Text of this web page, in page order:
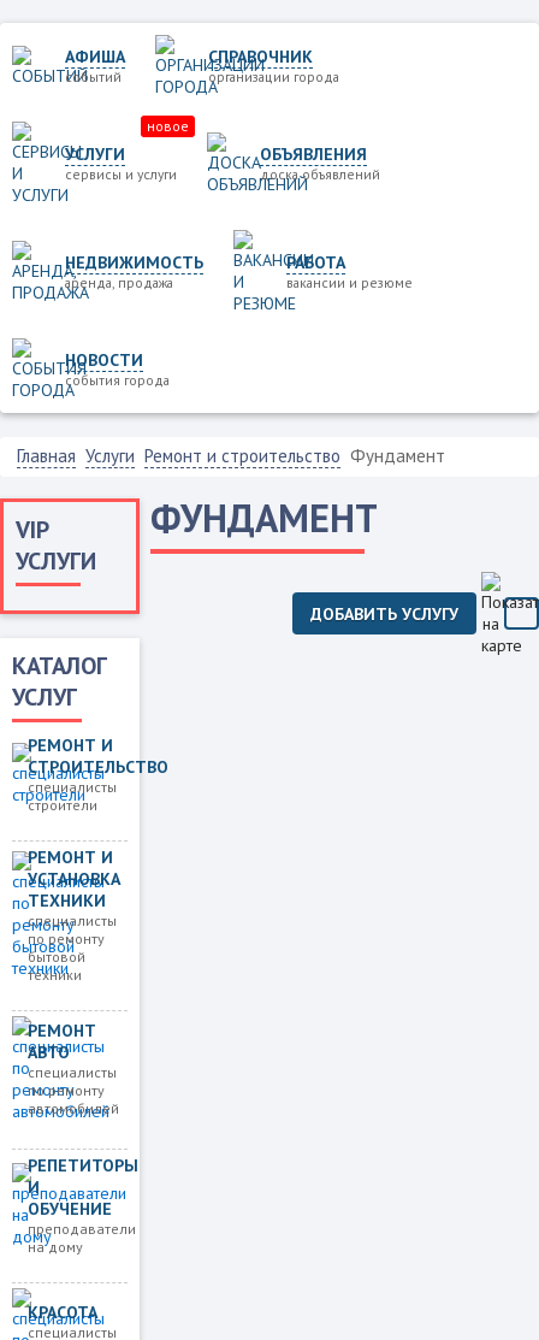
АФИША
событий
СПРАВОЧНИК
организации города
УСЛУГИ
сервисы и услуги
новое
ОБЪЯВЛЕНИЯ
доска объявлений
НЕДВИЖИМОСТЬ
аренда, продажа
РАБОТА
вакансии и резюме
НОВОСТИ
события города
Главная Услуги Ремонт и строительство Фундамент
VIP
УСЛУГИ
КАТАЛОГ
УСЛУГ
РЕМОНТ И
СТРОИТЕЛЬСТВО
специалисты
строители
РЕМОНТ И
УСТАНОВКА
ТЕХНИКИ
специалисты
по ремонту
бытовой
техники
РЕМОНТ
АВТО
специалисты
по ремонту
автомобилей
РЕПЕТИТОРЫ
И
ОБУЧЕНИЕ
преподаватели
на дому
КРАСОТА
специалисты
ФУНДАМЕНТ
ДОБАВИТЬ УСЛУГУ